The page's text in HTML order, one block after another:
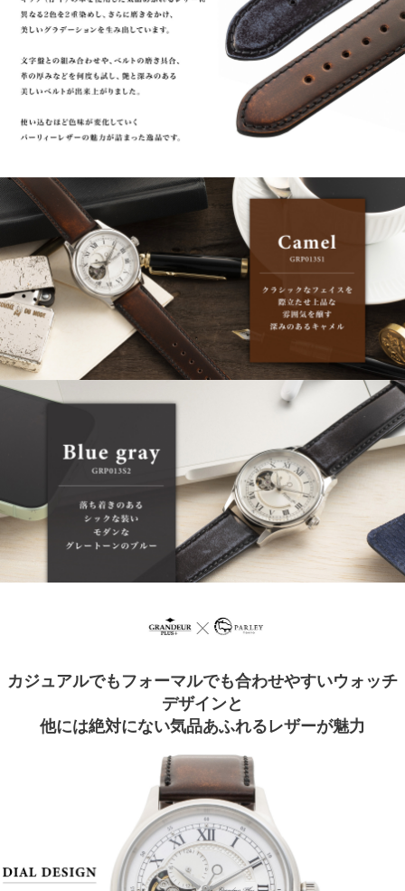
カジュアルでもフォーマルでも合わせやすいウォッチ
デザインと
他には絶対にない気品あふれるレザーが魅力